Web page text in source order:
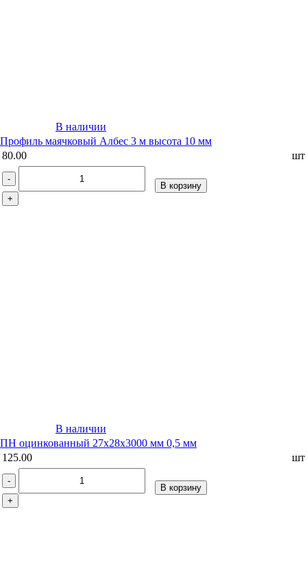
В наличии
Профиль маячковый Албес 3 м высота 10 мм
80.00
шт
-
+
В корзину
В наличии
ПН оцинкованный 27х28х3000 мм 0,5 мм
125.00
шт
-
+
В корзину